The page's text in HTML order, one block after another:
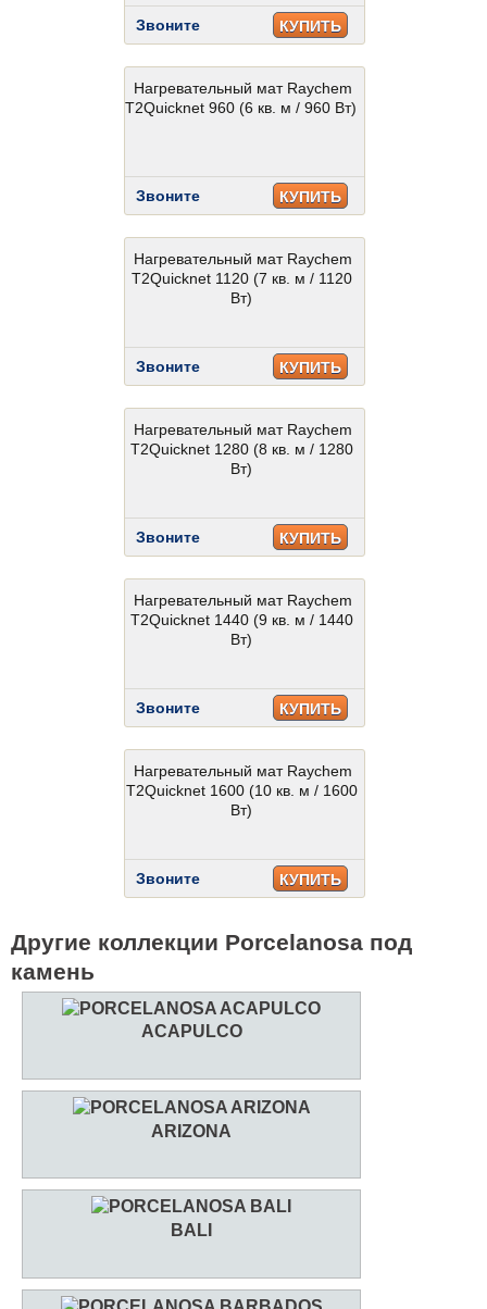
Звоните КУПИТЬ
Нагревательный мат Raychem
T2Quicknet 960 (6 кв. м / 960 Вт)
Звоните КУПИТЬ
Нагревательный мат Raychem
T2Quicknet 1120 (7 кв. м / 1120
Вт)
Звоните КУПИТЬ
Нагревательный мат Raychem
T2Quicknet 1280 (8 кв. м / 1280
Вт)
Звоните КУПИТЬ
Нагревательный мат Raychem
T2Quicknet 1440 (9 кв. м / 1440
Вт)
Звоните КУПИТЬ
Нагревательный мат Raychem
T2Quicknet 1600 (10 кв. м / 1600
Вт)
Звоните КУПИТЬ
Другие коллекции Porcelanosa под
камень
ACAPULCO
ARIZONA
BALI